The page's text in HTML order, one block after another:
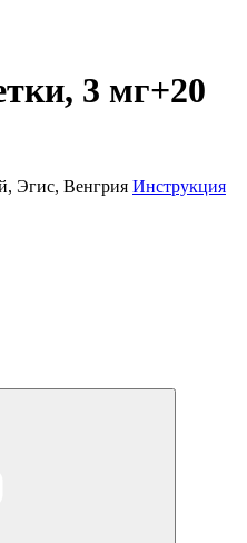
3 мг+20
Эгис, Венгрия Инструкция